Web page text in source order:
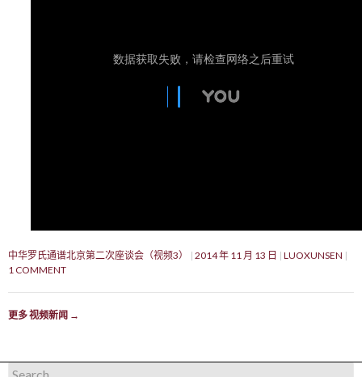
中华罗氏通谱北京第二次座谈会（视频3） 2014 年 11 月 13 日
LUOXUNSEN
1 COMMENT
更多 视频新闻 →
Search for: